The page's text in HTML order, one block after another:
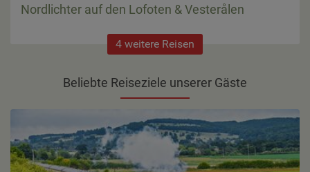
Nordlichter auf den Lofoten & Vesterålen
4 weitere Reisen
Beliebte Reiseziele unserer Gäste